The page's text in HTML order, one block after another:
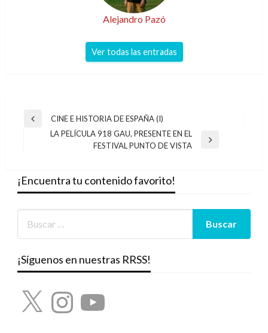
Alejandro Pazó
Ver todas las entradas
Navegación
Entrada
anterior
CINE E HISTORIA DE ESPAÑA (I)
LA PELÍCULA 918 GAU, PRESENTE EN EL
FESTIVAL PUNTO DE VISTA
¡Encuentra tu contenido favorito!
¡Síguenos en nuestras RRSS!
X InstagramYouTube